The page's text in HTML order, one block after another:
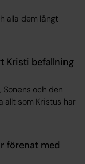
alla dem långt
Kristi befallning
Sonens och den
allt som Kristus har
förenat med